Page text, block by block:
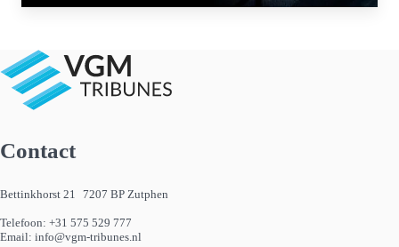
Contact
Bettinkhorst 21 7207 BP Zutphen
Telefoon: +31 575 529 777
Email: info@vgm-tribunes.nl